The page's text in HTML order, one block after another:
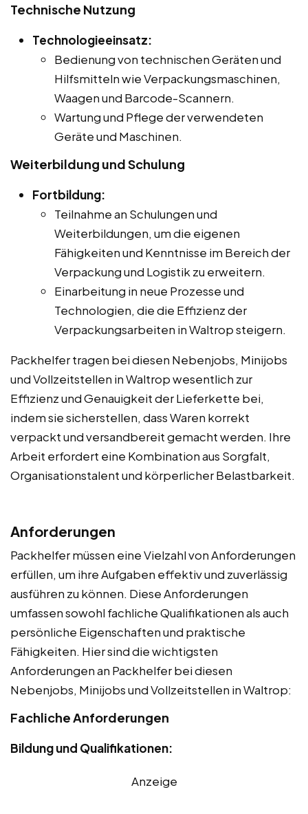
Technische Nutzung
Technologieeinsatz:
Bedienung von technischen Geräten und
Hilfsmitteln wie Verpackungsmaschinen,
Waagen und Barcode-Scannern.
Wartung und Pflege der verwendeten
Geräte und Maschinen.
Weiterbildung und Schulung
Fortbildung:
Teilnahme an Schulungen und
Weiterbildungen, um die eigenen
Fähigkeiten und Kenntnisse im Bereich der
Verpackung und Logistik zu erweitern.
Einarbeitung in neue Prozesse und
Technologien, die die Effizienz der
Verpackungsarbeiten in Waltrop steigern.
Packhelfer tragen bei diesen Nebenjobs, Minijobs
und Vollzeitstellen in Waltrop wesentlich zur
Effizienz und Genauigkeit der Lieferkette bei,
indem sie sicherstellen, dass Waren korrekt
verpackt und versandbereit gemacht werden. Ihre
Arbeit erfordert eine Kombination aus Sorgfalt,
Organisationstalent und körperlicher Belastbarkeit.
Anforderungen
Packhelfer müssen eine Vielzahl von Anforderungen
erfüllen, um ihre Aufgaben effektiv und zuverlässig
ausführen zu können. Diese Anforderungen
umfassen sowohl fachliche Qualifikationen als auch
persönliche Eigenschaften und praktische
Fähigkeiten. Hier sind die wichtigsten
Anforderungen an Packhelfer bei diesen
Nebenjobs, Minijobs und Vollzeitstellen in Waltrop:
Fachliche Anforderungen
Bildung und Qualifikationen:
Anzeige